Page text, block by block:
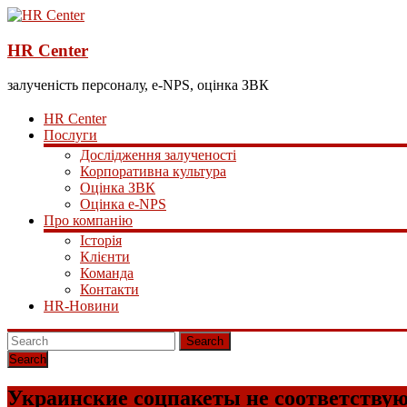
HR Center
залученість персоналу, e-NPS, оцінка ЗВК
HR Center
Послуги
Дослідження залученості
Корпоративна культура
Оцінка ЗВК
Оцінка e-NPS
Про компанію
Історія
Клієнти
Команда
Контакти
HR-Новини
Search
Украинские соцпакеты не